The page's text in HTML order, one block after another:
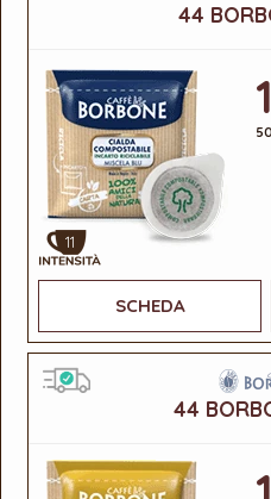
44
11
SCHEDA
44